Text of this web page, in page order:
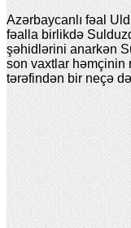
Azərbaycanlı fəal
fəalla birlikdə
şəhidlərini anarkən
son vaxtlar həmçinin
tərəfindən bir neçə